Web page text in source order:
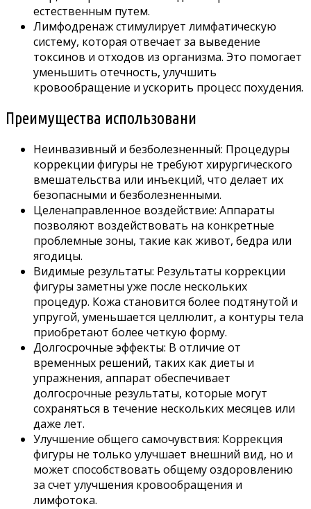
естественным путем.
Лимфодренаж стимулирует лимфатическую
систему, которая отвечает за выведение
токсинов и отходов из организма. Это помогает
уменьшить отечность, улучшить
кровообращение и ускорить процесс похудения.
Преимущества использовани
Неинвазивный и безболезненный: Процедуры
коррекции фигуры не требуют хирургического
вмешательства или инъекций, что делает их
безопасными и безболезненными.
Целенаправленное воздействие: Аппараты
позволяют воздействовать на конкретные
проблемные зоны, такие как живот, бедра или
ягодицы.
Видимые результаты: Результаты коррекции
фигуры заметны уже после нескольких
процедур. Кожа становится более подтянутой и
упругой, уменьшается целлюлит, а контуры тела
приобретают более четкую форму.
Долгосрочные эффекты: В отличие от
временных решений, таких как диеты и
упражнения, аппарат обеспечивает
долгосрочные результаты, которые могут
сохраняться в течение нескольких месяцев или
даже лет.
Улучшение общего самочувствия: Коррекция
фигуры не только улучшает внешний вид, но и
может способствовать общему оздоровлению
за счет улучшения кровообращения и
лимфотока.